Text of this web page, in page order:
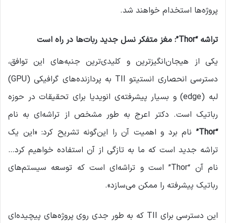
پروژه‌ها استخدام خواهند شد.
تراشه “Thor”:
مغز متفکر نسل جدید ربات‌ها در راه است
یکی از هیجان‌انگیزترین و کلیدی‌ترین جنبه‌های این توافق،
دسترسی انحصاری انستیتو TII به پردازنده‌های گرافیکی (GPU)
لبه (edge) و بسیار پیشرفته‌ی انویدیا برای تحقیقات در حوزه
رباتیک است. دکتر اعرج به طور مشخص از تراشه‌ای به نام
“Thor”
نام برد و اهمیت آن را این‌گونه تشریح کرد: «این یک
تراشه جدید است که ما به تازگی از آن استفاده خواهیم کرد…
نام آن “Thor” است و تراشه‌ای است که توسعه سیستم‌های
رباتیک پیشرفته را ممکن می‌سازد».
این دسترسی برای TII که به طور جدی روی پروژه‌های پیچیده‌ای